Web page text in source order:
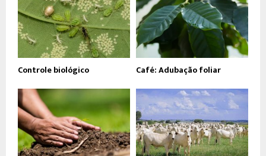
Controle biológico Café: Adubação foliar